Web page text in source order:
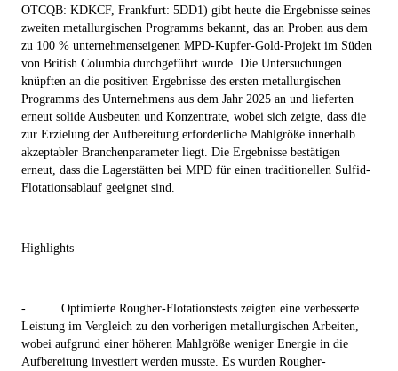
OTCQB: KDKCF, Frankfurt: 5DD1) gibt heute die Ergebnisse seines
zweiten metallurgischen Programms bekannt, das an Proben aus dem
zu 100 % unternehmenseigenen MPD-Kupfer-Gold-Projekt im Süden
von British Columbia durchgeführt wurde. Die Untersuchungen
knüpften an die positiven Ergebnisse des ersten metallurgischen
Programms des Unternehmens aus dem Jahr 2025 an und lieferten
erneut solide Ausbeuten und Konzentrate, wobei sich zeigte, dass die
zur Erzielung der Aufbereitung erforderliche Mahlgröße innerhalb
akzeptabler Branchenparameter liegt. Die Ergebnisse bestätigen
erneut, dass die Lagerstätten bei MPD für einen traditionellen Sulfid-
Flotationsablauf geeignet sind.
Highlights
-
Optimierte Rougher-Flotationstests zeigten eine verbesserte
Leistung im Vergleich zu den vorherigen metallurgischen Arbeiten,
wobei aufgrund einer höheren Mahlgröße weniger Energie in die
Aufbereitung investiert werden musste. Es wurden Rougher-